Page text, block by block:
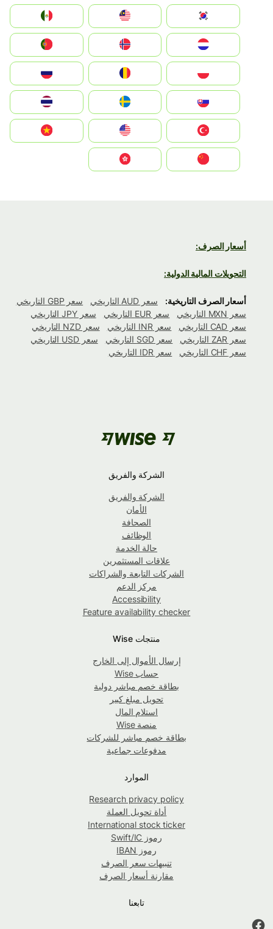
South Korea
Nederland
Portugal
România
Slovensko
United States
Vietnam
أسعار الصرف:
التحويلات المالية الدولية:
أسعار الصرف التاريخية: سعر AUD التاريخي
سعر GBP التاريخي
سعر MXN التاريخي
سعر EUR التاريخي
سعر JPY التاريخي
سعر CAD التاريخي
سعر INR التاريخي
سعر NZD التاريخي
سعر ZAR التاريخي
سعر SGD التاريخي
سعر USD التاريخي
سعر CHF التاريخي
سعر IDR التاريخي
الشركة والفريق
الشركة والفريق
الأمان
الصحافة
الوظائف
حالة الخدمة
علاقات المستثمرين
الشركات التابعة والشراكات
مركز الدعم
Accessibility
Feature availability checker
منتجات Wise
إرسال الأموال إلى الخارج
حساب Wise
بطاقة خصم مباشر دولية
تحويل مبلغ كبير
استلام المال
منصة Wise
بطاقة خصم مباشر للشركات
مدفوعات جماعية
الموارد
Research privacy policy
أداة تحويل العملة
International stock ticker
رموز Swift/IC
رموز IBAN
تنبيهات سعر الصرف
مقارنة أسعار الصرف
تابعنا